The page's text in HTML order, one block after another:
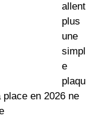
allent
plus
une
simpl
e
plaqu
en 2026 ne